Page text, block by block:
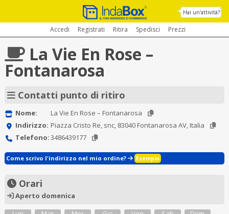
Hai un'attività?
Accedi Registrati Ritira Spedisci Prezzi
La Vie En Rose –
Fontanarosa
Contatti punto di ritiro
Nome:
La Vie En Rose – Fontanarosa
Indirizzo: Piazza Cristo Re, snc, 83040 Fontanarosa AV, Italia
Telefono:3486439177
Come scrivo l'indirizzo nel mio ordine? Esempio
Orari
Aperto domenica